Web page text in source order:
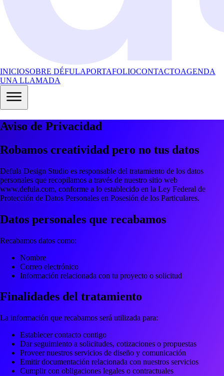
INICIOSOBRE DÉFULAPORTAFOLIOCONTACTOAGENDA
UNA LLAMADA
Aviso de Privacidad
Robamos creatividad pero no tus datos
Defula Design Studio es responsable del tratamiento de los datos
personales que recopilamos a través de nuestro sitio web
www.defula.com, conforme a lo establecido en la Ley Federal de
Protección de Datos Personales en Posesión de los Particulares.
Datos personales que recabamos
Recabamos datos como:
Nombre
Correo electrónico
Información relacionada con tu proyecto o solicitud
Finalidades del tratamiento
La información que recabamos será utilizada para:
Establecer contacto contigo
Dar seguimiento a solicitudes, cotizaciones o propuestas
Proveer nuestros servicios de diseño y comunicación
Emitir documentación relacionada con nuestros servicios
Cumplir con obligaciones legales o contractuales